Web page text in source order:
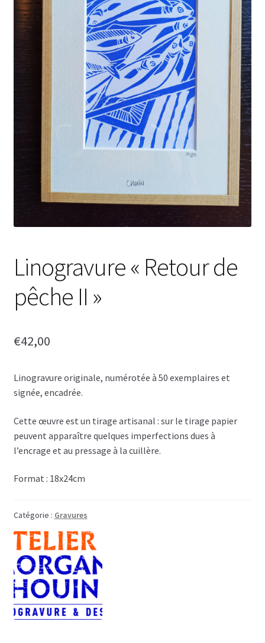
Linogravure « Retour de
pêche II »
€42,00
Linogravure originale, numérotée à 50 exemplaires et
signée, encadrée.
Cette œuvre est un tirage artisanal : sur le tirage papier
peuvent apparaître quelques imperfections dues à
l’encrage et au pressage à la cuillère.
Format : 18x24cm
Catégorie : Gravures